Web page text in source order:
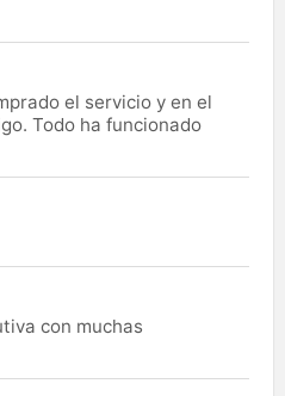
el servicio y en el
Todo ha funcionado
con muchas